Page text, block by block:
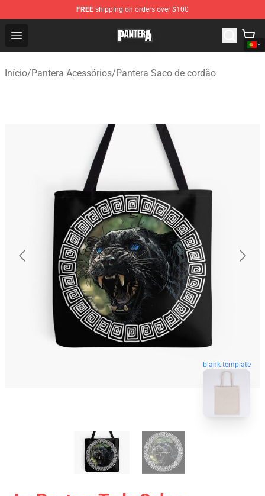
FREE shipping on orders over $100
Open menu
Pantera Store - Official Pantera Merchandise Shop
Início/Pantera Acessórios/Pantera Saco de cordão
blank template